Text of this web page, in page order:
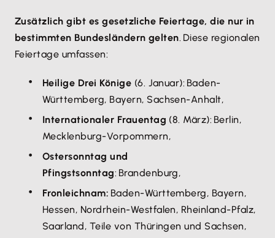
Zusätzlich gibt es gesetzliche Feiertage, die nur in
bestimmten Bundesländern gelten. Diese regionalen
Feiertage umfassen:
Heilige Drei Könige (6. Januar): Baden-
Württemberg, Bayern, Sachsen-Anhalt,
Internationaler Frauentag (8. März): Berlin,
Mecklenburg-Vorpommern,
Ostersonntag und
Pfingstsonntag: Brandenburg,
Fronleichnam: Baden-Württemberg, Bayern,
Hessen, Nordrhein-Westfalen, Rheinland-Pfalz,
Saarland, Teile von Thüringen und Sachsen,